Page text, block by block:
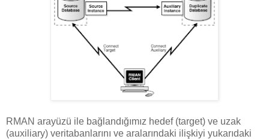
RMAN arayüzü ile bağlandığımız hedef (target) ve uzak
(auxiliary) veritabanlarını ve aralarındaki ilişkiyi yukarıdaki